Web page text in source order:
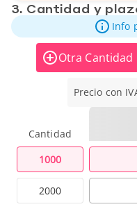
3. Cantidad y
Info
Otra Cantidad
Precio con
Cantidad
1000
2000